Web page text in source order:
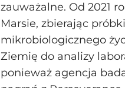
zauważalne. Od 2021
Marsie, zbierając
mikrobiologicznego
Ziemię do analizy
ponieważ agencja